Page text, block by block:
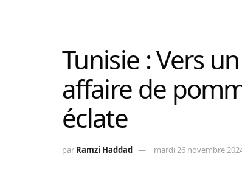
Tunisie : Vers
affaire de
éclate
par Ramzi Haddad mardi 26 novembre